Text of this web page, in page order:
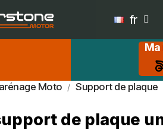
fr
Ma
Moto Support de plaque
de plaque